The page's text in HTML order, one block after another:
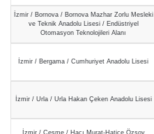
İzmir / Bornova / Bornova Mazhar Zorlu Mesleki
ve Teknik Anadolu Lisesi / Endüstriyel
Otomasyon Teknolojileri Alanı
İzmir / Bergama / Cumhuriyet Anadolu Lisesi
İzmir / Urla / Urla Hakan Çeken Anadolu Lisesi
İzmir / Çeşme / Hacı Murat-Hatice Özsoy